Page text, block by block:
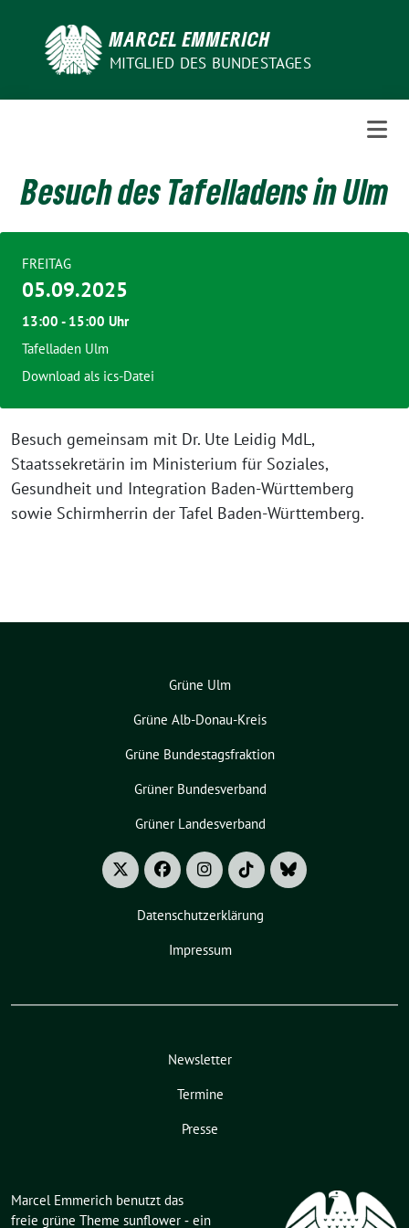
MARCEL EMMERICH
MITGLIED DES BUNDESTAGES
Besuch des Tafelladens in Ulm
Besuch gemeinsam mit Dr. Ute Leidig MdL,
Staatssekretärin im Ministerium für Soziales,
Gesundheit und Integration Baden-Württemberg
sowie Schirmherrin der Tafel Baden-Württemberg.
FREITAG
05.09.2025
13:00 - 15:00 Uhr
Tafelladen Ulm
Download als ics-Datei
Grüne Ulm
Grüne Alb-Donau-Kreis
Grüne Bundestagsfraktion
Grüner Bundesverband
Grüner Landesverband
Datenschutzerklärung
Impressum
Newsletter
Termine
Presse
Marcel Emmerich benutzt das
freie grüne Theme sunflower ‐ ein